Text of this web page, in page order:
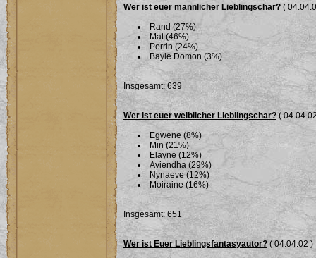
Wer ist euer männlicher Lieblingschar? (
Rand (27%)
Mat (46%)
Perrin (24%)
Bayle Domon (3%)
Insgesamt: 639
Wer ist euer weiblicher Lieblingschar?(
Egwene (8%)
Min (21%)
Elayne (12%)
Aviendha (29%)
Nynaeve (12%)
Moiraine (16%)
Insgesamt: 651
Wer ist Euer Lieblingsfantasyautor? ( 04.04.02 )